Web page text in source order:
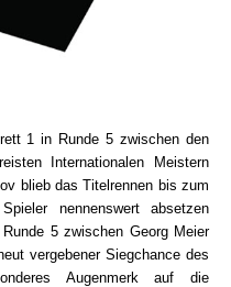
1 in Runde 5 zwischen den
Internationalen Meistern
blieb das Titelrennen bis zum
nennenswert absetzen
5 zwischen Georg Meier
vergebener Siegchance des
Augenmerk auf die